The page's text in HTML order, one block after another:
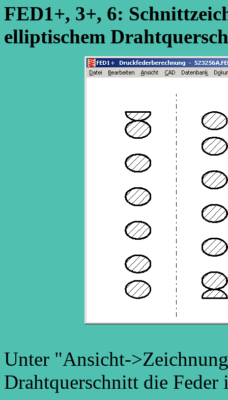
FED1+, 3+, 6:
elliptischem
Unter "Ansicht-
Drahtquerschnitt die Feder